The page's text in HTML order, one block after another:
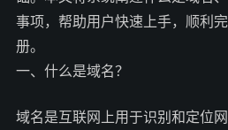
事项，帮助用户快速上手，顺利
册。
一、什么是域名？
域名是互联网上用于识别和定位